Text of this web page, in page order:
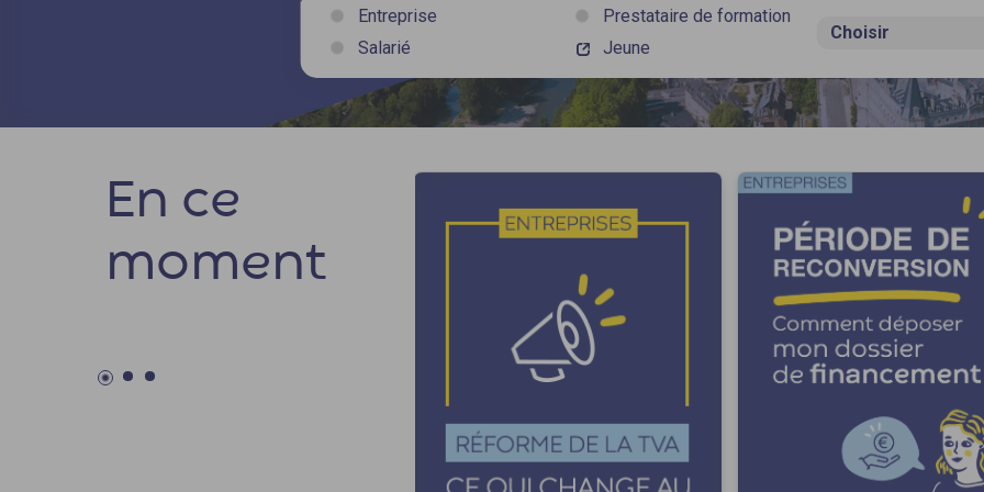
Entreprise
Prestataire de formation
Salarié
Jeune
En ce
moment